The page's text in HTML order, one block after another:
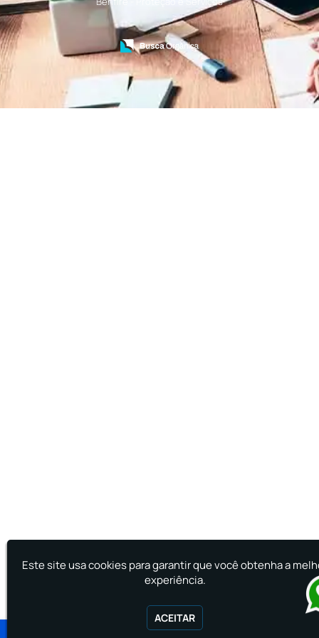
Treinamento de Bombeiros
Treinamento de Brigada
Treinamento de Brigada de Emergência
Treinamento de Brigada de Incêndio
Treinamento de Brigada de Incêndio Valor
Treinamento de Brigadista de Incêndio
Treinamento de Combate a Incêndio NR 23
Este site usa cookies para garantir que você obtenha a
experiência.
ACEITAR